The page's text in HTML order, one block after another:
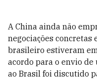
A China ainda não
negociações concretas
brasileiro estiveram
acordo para o envio
ao Brasil foi discutido